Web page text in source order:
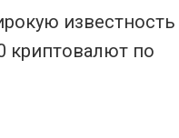
известность
криптовалют по